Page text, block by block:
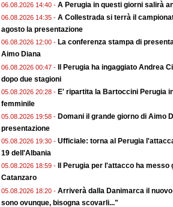
06.08.2026 14:40 - A Perugia in questi giorni salirà
06.08.2026 14:35 - A Collestrada si terrà il
agosto la presentazione
06.08.2026 12:00 - La conferenza stampa di
Aimo Diana
06.08.2026 00:47 - Il Perugia ha ingaggiato Andrea
dopo due stagioni
05.08.2026 20:28 - E' ripartita la Bartoccini Perugia
femminile
05.08.2026 19:58 - Domani il grande giorno di Aimo
presentazione
05.08.2026 19:30 - Ufficiale: torna al Perugia
19 dell'Albania
05.08.2026 18:59 -
Il Perugia per l'attacco ha
Catanzaro
05.08.2026 18:20 - Arriverà dalla Danimarca il
sono ovunque, bisogna scovarli..."